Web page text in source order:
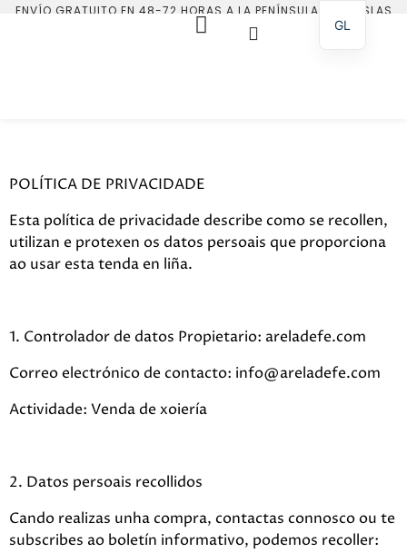
ENVÍO GRATUITO EN 48-72 HORAS A LA PENÍNSULA Y LAS ISLAS
BALEARES.
POLÍTICA DE PRIVACIDADE
Esta política de privacidade describe como se recollen,
utilizan e protexen os datos persoais que proporciona
ao usar esta tenda en liña.
1. Controlador de datos Propietario: areladefe.com
Correo electrónico de contacto: info@areladefe.com
Actividade: Venda de xoiería
2. Datos persoais recollidos
Cando realizas unha compra, contactas connosco ou te
subscribes ao boletín informativo, podemos recoller:
GL